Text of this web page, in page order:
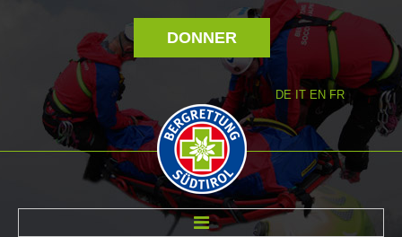
DONNER
DE IT EN FR